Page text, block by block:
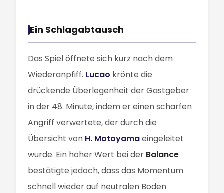
Ein Schlagabtausch
Das Spiel öffnete sich kurz nach dem
Wiederanpfiff. Lucao krönte die
drückende Überlegenheit der Gastgeber
in der 48. Minute, indem er einen scharfen
Angriff verwertete, der durch die
Übersicht von H. Motoyamaeingeleitet
wurde. Ein hoher Wert bei der Balance
bestätigte jedoch, dass das Momentum
schnell wieder auf neutralen Boden